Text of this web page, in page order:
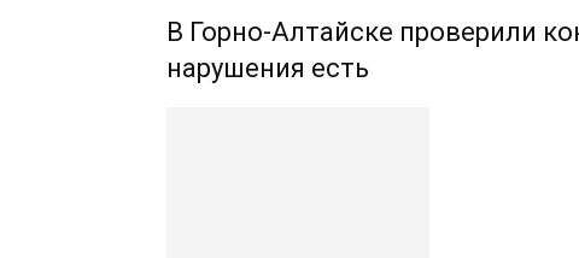
В Горно-Алтайске проверили
нарушения есть